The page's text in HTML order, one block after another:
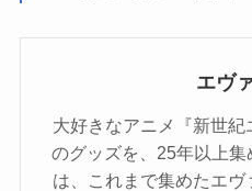
エヴ
大好きなアニメ『新世
のグッズを、25年以上
は、これまで集めたエヴ